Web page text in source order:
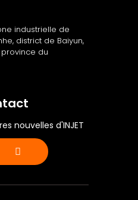
industrielle de
district de Baiyun,
du
nouvelles d'INJET